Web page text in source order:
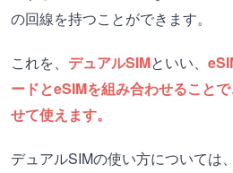
の回線を持つことができます。
これを、 デュアルSIMといい、
ードとeSIMを組み合わせること
せて使えます。
デュアルSIMの使い方については